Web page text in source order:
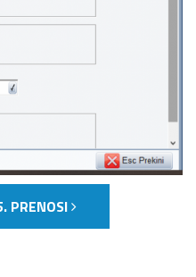
PRENOSI